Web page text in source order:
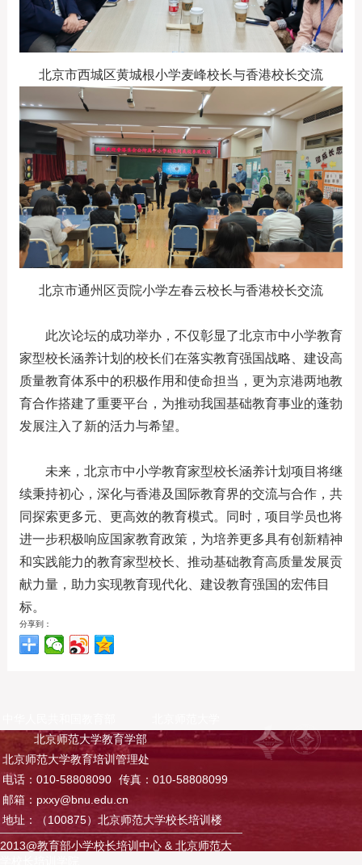
北京市西城区黄城根小学麦峰校长与香港校长交流
北京市通州区贡院小学左春云校长与香港校长交流
此次论坛的成功举办，不仅彰显了北京市中小学教育
家型校长涵养计划的校长们在落实教育强国战略、建设高
质量教育体系中的积极作用和使命担当，更为京港两地教
育合作搭建了重要平台，为推动我国基础教育事业的蓬勃
发展注入了新的活力与希望。
未来，北京市中小学教育家型校长涵养计划项目将继
续秉持初心，深化与香港及国际教育界的交流与合作，共
同探索更多元、更高效的教育模式。同时，项目学员也将
进一步积极响应国家教育政策，为培养更多具有创新精神
和实践能力的教育家型校长、推动基础教育高质量发展贡
献力量，助力实现教育现代化、建设教育强国的宏伟目
标。
分享到：
北京师范大学教育学部
北京师范大学教育培训管理处
电话：010-58808090 传真：010-58808099
邮箱：pxxy@bnu.edu.cn
地址：（100875）北京师范大学校长培训楼
2013@教育部小学校长培训中心 & 北京师范大